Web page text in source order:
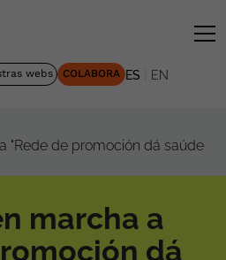
webs COLABORA ES EN
"Rede de promoción dá saúde
marcha a
dá